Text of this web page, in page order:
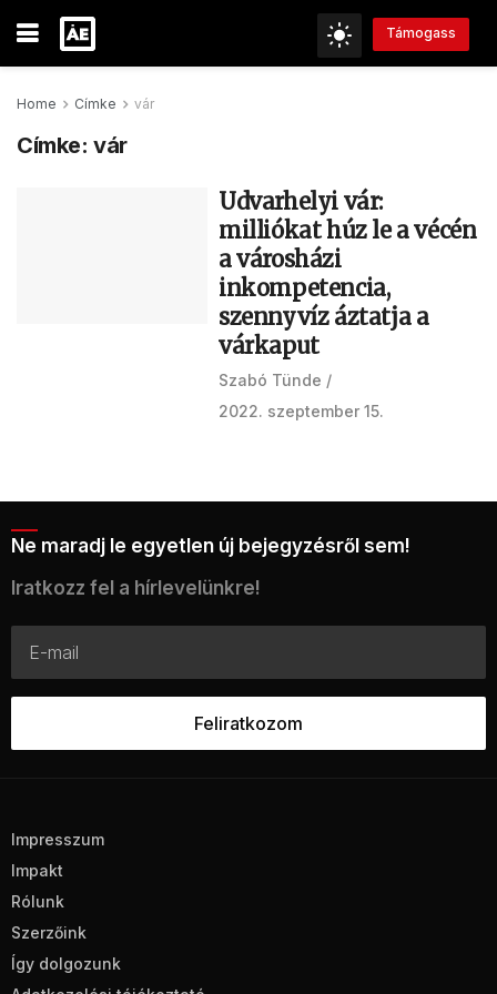
Támogass
Home Címke vár
Címke:vár
Udvarhelyi vár:
milliókat húz le a vécén
a városházi
inkompetencia,
szennyvíz áztatja a
várkaput
Szabó Tünde
2022. szeptember 15.
Ne maradj le egyetlen új bejegyzésről sem!
Iratkozz fel a hírlevelünkre!
Impresszum
Impakt
Rólunk
Szerzőink
Így dolgozunk